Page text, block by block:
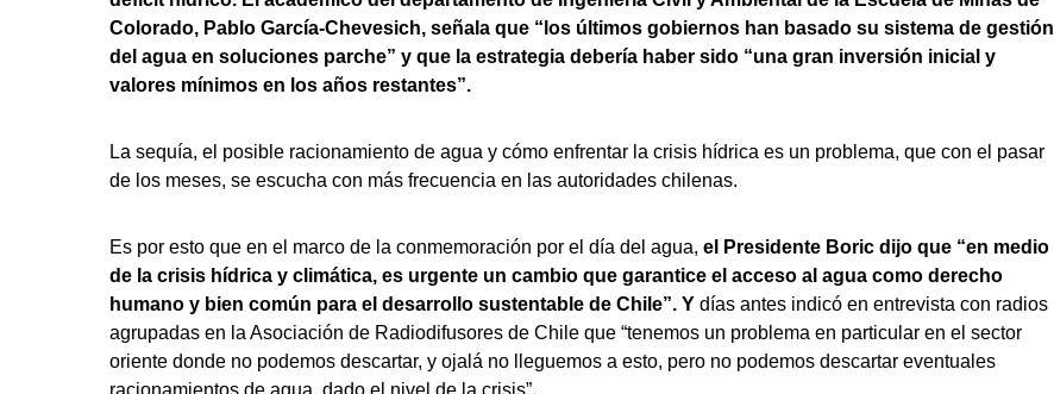
Colorado, Pablo García-Chevesich, señala que “los últimos gobiernos han basado su sistema de gestión
del agua en soluciones parche” y que la estrategia debería haber sido “una gran inversión inicial y
valores mínimos en los años restantes”.
La sequía, el posible racionamiento de agua y cómo enfrentar la crisis hídrica es un problema, que con el pasar
de los meses, se escucha con más frecuencia en las autoridades chilenas.
Es por esto que en el marco de la conmemoración por el día del agua, el Presidente Boric dijo que “en medio
de la crisis hídrica y climática, es urgente un cambio que garantice el acceso al agua como derecho
humano y bien común para el desarrollo sustentable de Chile”. Y días antes indicó en entrevista con radios
agrupadas en la Asociación de Radiodifusores de Chile que “tenemos un problema en particular en el sector
oriente donde no podemos descartar, y ojalá no lleguemos a esto, pero no podemos descartar eventuales
racionamientos de agua, dado el nivel de la crisis”.